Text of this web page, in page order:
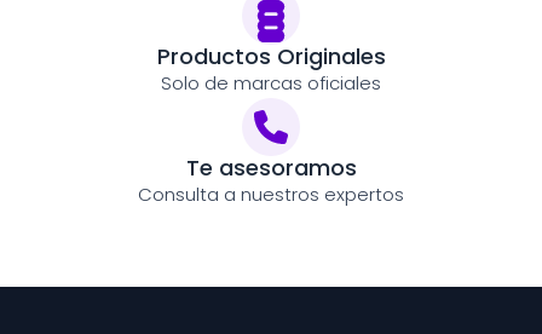
Productos Originales
Solo de marcas oficiales
Te asesoramos
Consulta a nuestros expertos